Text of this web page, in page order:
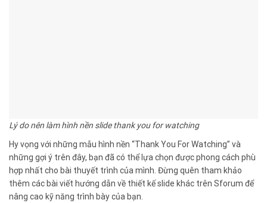
Lý do nên làm hình nền slide thank you for watching
Hy vọng với những mẫu hình nền “Thank You For Watching” và
những gợi ý trên đây, bạn đã có thể lựa chọn được phong cách phù
hợp nhất cho bài thuyết trình của mình. Đừng quên tham khảo
thêm các bài viết hướng dẫn về thiết kế slide khác trên Sforum để
nâng cao kỹ năng trình bày của bạn.